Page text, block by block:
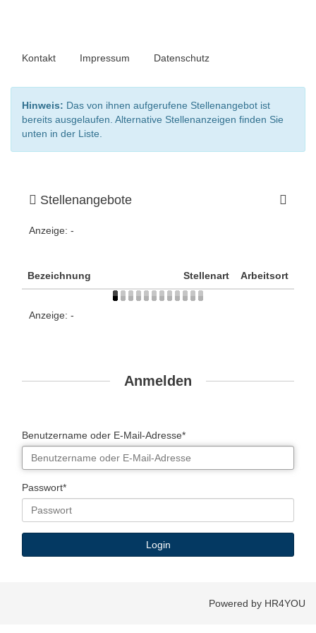
Kontakt Impressum Datenschutz
Hinweis: Das von ihnen aufgerufene Stellenangebot ist
bereits ausgelaufen. Alternative Stellenanzeigen finden Sie
unten in der Liste.
Stellenangebote
Anzeige: -
Bezeichnung Stellenart Arbeitsort
Anzeige: -
Anmelden
Benutzername oder E-Mail-Adresse*
Passwort*
Powered by HR4YOU